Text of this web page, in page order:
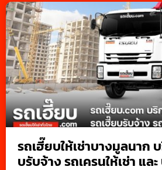
รถเฮี๊ยบให้เช่าบางมูลนาก
บรับจ้าง รถเครนให้เช่า แล